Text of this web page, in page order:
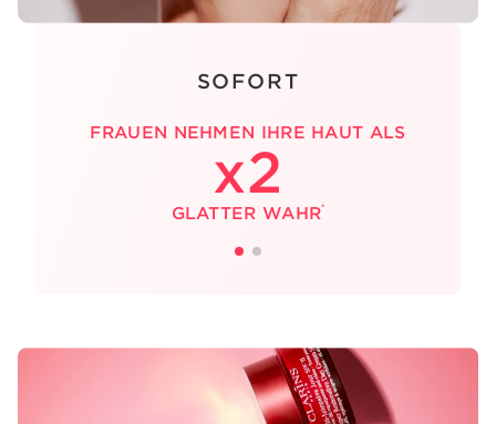
SOFORT
FRAUEN NEHMEN IHRE HAUT ALS
x2
GLATTER WAHR*